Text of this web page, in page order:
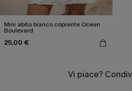
Mini abito bianco coprente Ocean
Boulevard
25,00 €
Vi piace?